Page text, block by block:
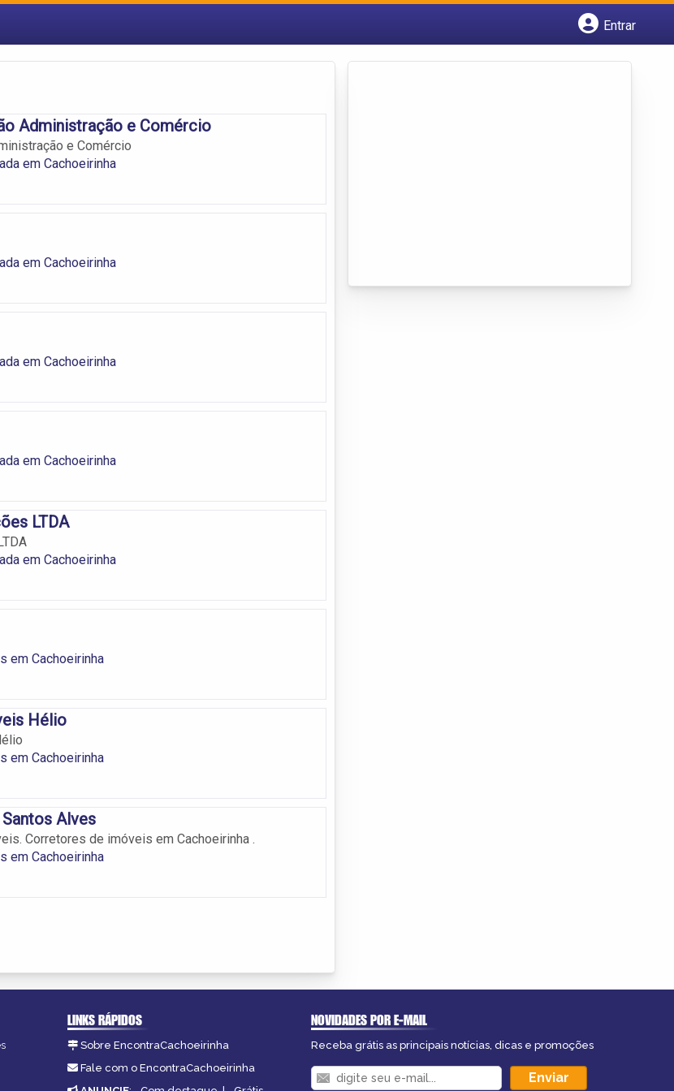
Entrar
Administração e Comércio
e Comércio
em Cachoeirinha
em Cachoeirinha
em Cachoeirinha
em Cachoeirinha
LTDA
em Cachoeirinha
em Cachoeirinha
Hélio
em Cachoeirinha
Alves
Corretores de imóveis em Cachoeirinha .
em Cachoeirinha
LINKS RÁPIDOS
Sobre EncontraCachoeirinha
Fale com o EncontraCachoeirinha
NOVIDADES POR E-MAIL
Receba grátis as principais notícias, dicas e promoções